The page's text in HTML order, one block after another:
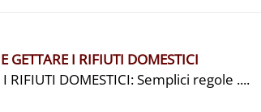
GETTARE I RIFIUTI DOMESTICI
I RIFIUTI DOMESTICI: Semplici regole ....